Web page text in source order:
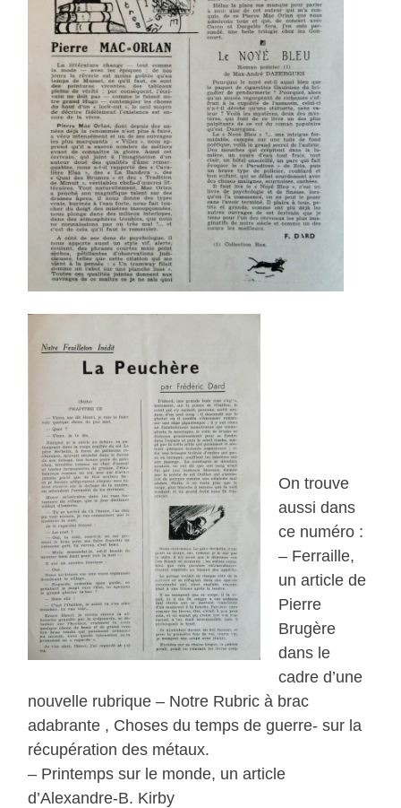
On trouve
aussi dans
ce numéro :
– Ferraille,
un article de
Pierre
Brugère
dans le
cadre d’une
nouvelle rubrique – Notre Rubric à brac
adabrante , Choses du temps de guerre- sur la
récupération des métaux.
– Printemps sur le monde, un article
d’Alexandre-B. Kirby